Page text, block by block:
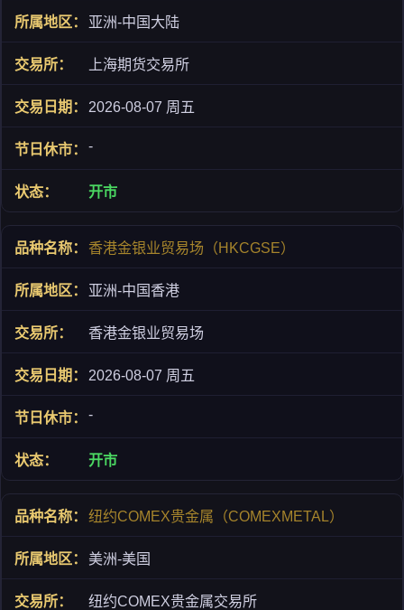
亚洲-中国大陆
上海期货交易所
2026-08-07 周五
-
开市
香港金银业贸易场（HKCGSE）
亚洲-中国香港
香港金银业贸易场
2026-08-07 周五
-
开市
纽约COMEX贵金属（COMEXMETAL）
美洲-美国
纽约COMEX贵金属交易所